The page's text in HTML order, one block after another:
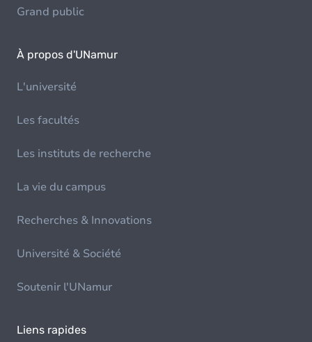
Grand public
À propos d'UNamur
L'université
Les facultés
Les instituts de recherche
La vie du campus
Recherches & Innovations
Université & Société
Soutenir l'UNamur
Liens rapides